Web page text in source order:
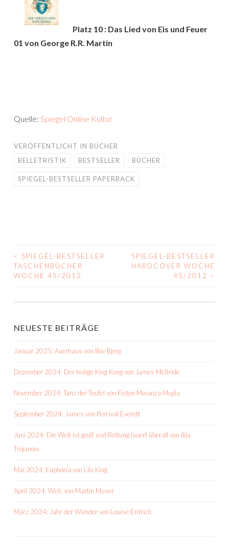
Platz 10 : Das Lied von Eis und Feuer
01 von George R.R. Martin
Quelle: Spiegel Online Kultur
VERÖFFENTLICHT IN BÜCHER
BELLETRISTIK
BESTSELLER BÜCHER
SPIEGEL-BESTSELLER PAPERBACK
BEITRAGS-
NAVIGATION
<
SPIEGEL-BESTSELLER
TASCHENBÜCHER
WOCHE 45/2012
SPIEGEL-BESTSELLER
HARDCOVER WOCHE
45/2012
>
NEUESTE BEITRÄGE
Januar 2025: Auerhaus von Bov Bjerg
Dezember 2024: Der heilige King Kong von James McBride
November 2024: Tanz der Teufel von Fiston Mwanza Mujila
September 2024: James von Percival Everett
Juni 2024: Die Welt ist groß und Rettung lauert überall von Ilija
Trojanow
Mai 2024: Euphoria von Lily King
April 2024: Weil. von Martin Muser
März 2024: Jahr der Wunder von Louise Erdrich